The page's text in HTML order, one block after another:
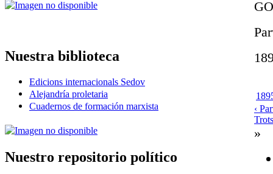
Nuestra biblioteca
Edicions internacionals Sedov
Alejandría proletaria
Cuadernos de formación marxista
Nuestro repositorio político
‹
»